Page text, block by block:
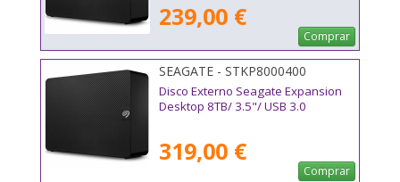
239,00 €
Comprar
SEAGATE - STKP8000400
Disco Externo Seagate Expansion
Desktop 8TB/ 3.5"/ USB 3.0
319,00 €
Comprar